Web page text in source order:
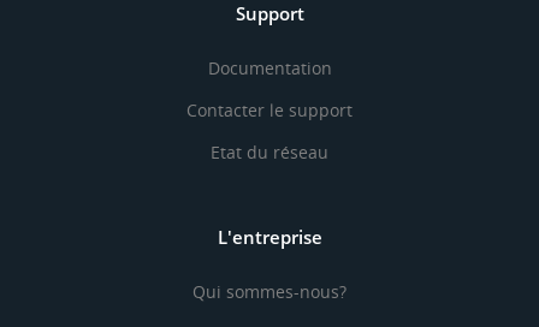
Support
Documentation
Contacter le support
Etat du réseau
L'entreprise
Qui sommes-nous?